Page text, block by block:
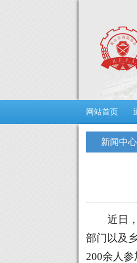
网站首页
新闻中心
近日
部门以及
200余人参